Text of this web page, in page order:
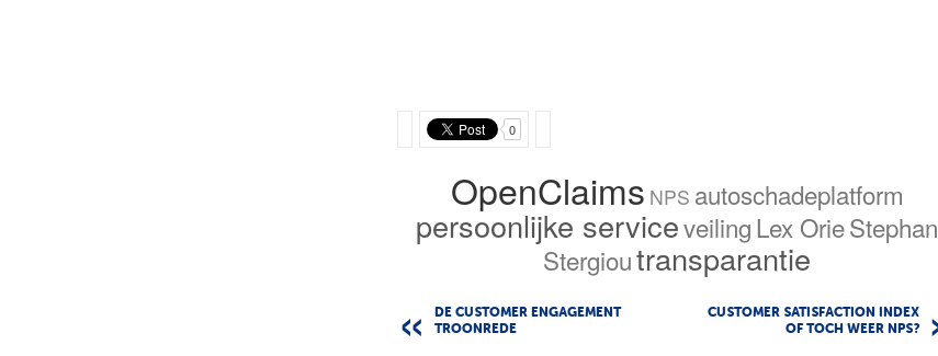
0
OpenClaims NPS autoschadeplatform
persoonlijke serviceveilingLex OrieStephan
Stergioutransparantie
DE CUSTOMER ENGAGEMENT
TROONREDE
CUSTOMER SATISFACTION INDEX
OF TOCH WEER NPS?